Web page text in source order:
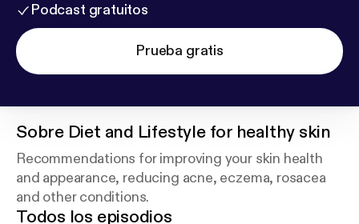
Podcast gratuitos
Prueba gratis
Sobre Diet and Lifestyle for healthy skin
Recommendations for improving your skin health
and appearance, reducing acne, eczema, rosacea
and other conditions.
Todos los episodios